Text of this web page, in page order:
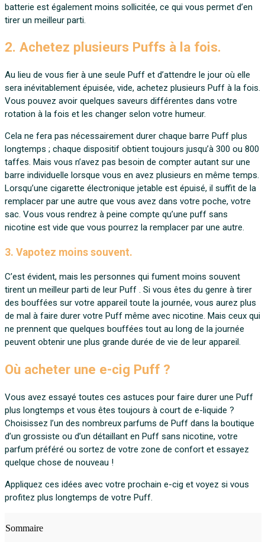
batterie est également moins sollicitée, ce qui vous permet d’en
tirer un meilleur parti.
2. Achetez plusieurs Puffs à la fois.
Au lieu de vous fier à une seule Puff et d’attendre le jour où elle
sera inévitablement épuisée, vide, achetez plusieurs Puff à la fois.
Vous pouvez avoir quelques saveurs différentes dans votre
rotation à la fois et les changer selon votre humeur.
Cela ne fera pas nécessairement durer chaque barre Puff plus
longtemps ; chaque dispositif obtient toujours jusqu’à 300 ou 800
taffes. Mais vous n’avez pas besoin de compter autant sur une
barre individuelle lorsque vous en avez plusieurs en même temps.
Lorsqu’une cigarette électronique jetable est épuisé, il suffit de la
remplacer par une autre que vous avez dans votre poche, votre
sac. Vous vous rendrez à peine compte qu’une puff sans
nicotine est vide que vous pourrez la remplacer par une autre.
3. Vapotez moins souvent.
C’est évident, mais les personnes qui fument moins souvent
tirent un meilleur parti de leur Puff . Si vous êtes du genre à tirer
des bouffées sur votre appareil toute la journée, vous aurez plus
de mal à faire durer votre Puff même avec nicotine. Mais ceux qui
ne prennent que quelques bouffées tout au long de la journée
peuvent obtenir une plus grande durée de vie de leur appareil.
Où acheter une e-cig Puff ?
Vous avez essayé toutes ces astuces pour faire durer une Puff
plus longtemps et vous êtes toujours à court de e-liquide ?
Choisissez l’un des nombreux parfums de Puff dans la boutique
d’un grossiste ou d’un détaillant en Puff sans nicotine, votre
parfum préféré ou sortez de votre zone de confort et essayez
quelque chose de nouveau !
Appliquez ces idées avec votre prochain e-cig et voyez si vous
profitez plus longtemps de votre Puff.
Sommaire